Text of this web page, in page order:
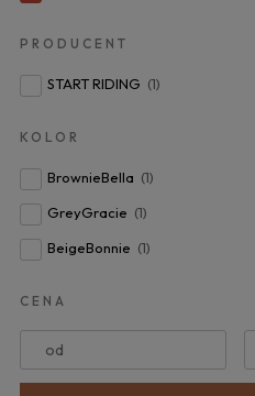
PRODUCENT
START RIDING (1)
KOLOR
BrownieBella (1)
GreyGracie (1)
BeigeBonnie (1)
CENA
od